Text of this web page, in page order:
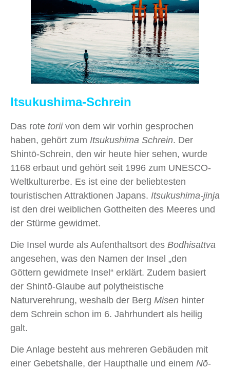
Itsukushima-Schrein
Das rote toriivon dem wir vorhin gesprochen
haben, gehört zum Itsukushima Schrein. Der
Shintо̄-Schrein, den wir heute hier sehen, wurde
1168 erbaut und gehört seit 1996 zum UNESCO-
Weltkulturerbe. Es ist eine der beliebtesten
touristischen Attraktionen Japans. Itsukushima-jinja
ist den drei weiblichen Gottheiten des Meeres und
der Stürme gewidmet.
Die Insel wurde als Aufenthaltsort des Bodhisattva
angesehen, was den Namen der Insel „den
Göttern gewidmete Insel“ erklärt. Zudem basiert
der Shintо̄-Glaube auf polytheistische
Naturverehrung, weshalb der Berg Misen hinter
dem Schrein schon im 6. Jahrhundert als heilig
galt.
Die Anlage besteht aus mehreren Gebäuden mit
einer Gebetshalle, der Haupthalle und einem Nо̄-